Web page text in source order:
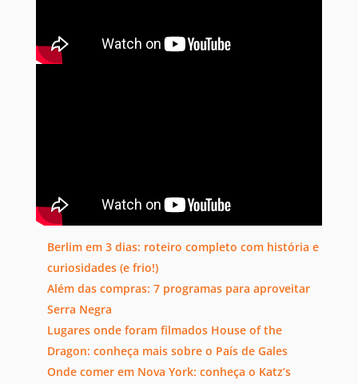
Berlim em 3 dias: roteiro completo com história e
curiosidades (e frio!)
Além das compras: 7 programas para aproveitar
Serra Negra
Lugares onde foram filmados House of the
Dragon: conheça mais sobre o País de Gales
Onde comer em Nova York: conheça o Katz’s